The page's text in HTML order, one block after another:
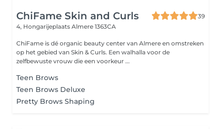
ChiFame Skin and Curls
39
4, Hongarijeplaats Almere 1363CA
ChiFame is dé organic beauty center van Almere en omstreken
op het gebied van Skin & Curls. Een walhalla voor de
zelfbewuste vrouw die een voorkeur ...
Teen Brows
Teen Brows Deluxe
Pretty Brows Shaping